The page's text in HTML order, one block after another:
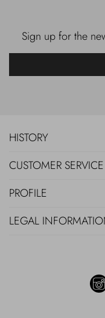
Sign up for the
HISTORY
CUSTOMER SERVICE
PROFILE
LEGAL